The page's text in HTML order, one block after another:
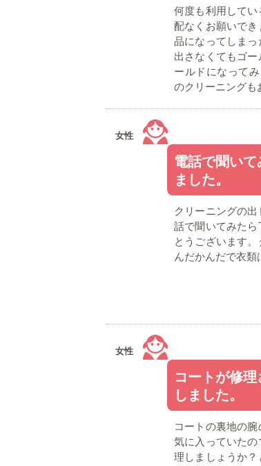
何度も利用して
配なくお願いで
品になってしま
出さなくてもゴ
ールドになって
のクリーニングも
女性
電話で聞い
ました。
クリーニングの
話で聞いてみた
とうございます
んだかんだで衣類
女性
コートが修
しました。
コートの裏地の腕
気に入っていた
理しましょうか